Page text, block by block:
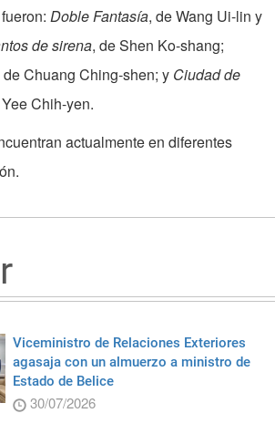
Doble Fantasía, de Wang Ui-lin y
de sirena, de Shen Ko-shang;
de Chuang Ching-shen; y Ciudad de
Chih-yen.
actualmente en diferentes
Viceministro de Relaciones Exteriores
agasaja con un almuerzo a ministro de
Estado de Belice
30/07/2026